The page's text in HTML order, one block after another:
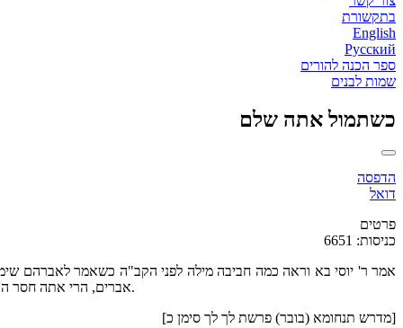
בתקשורת
English
Русский
ספר הכנה להורים
שמות לבנים
כשתמול אתה שלם
הדפסה
דואל
פרטים
כניסות: 6651
אמר ר' יוסי בא וראה כמה חביבה מילה לפני הקב"ה כשאמר לאברהם
אברים, הרי אתה חסר ה' אברים, וכשתמול אתה שלם, אמר לפניו רבונו של עולם היאך, א"ל לא יקרא עוד את שמך אברם, והיה שמך אברהם (בראשית יז ה), ואתה נעשה שלם.
[מדרש תנחומא (בובר) פרשת לך לך סימן כ]